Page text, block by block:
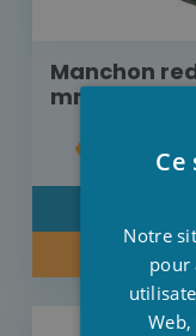
Manchon
mm
€ 4,50
Notre
pour